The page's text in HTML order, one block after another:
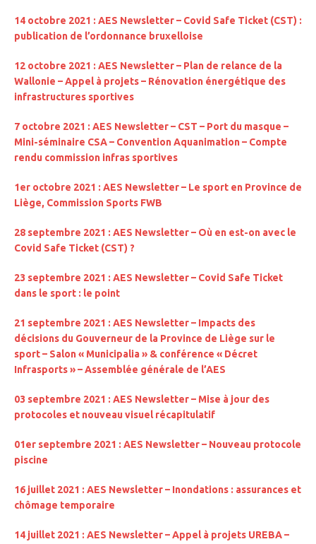
14 octobre 2021 : AES Newsletter – Covid Safe Ticket (CST) :
publication de l’ordonnance bruxelloise
12 octobre 2021 : AES Newsletter – Plan de relance de la
Wallonie – Appel à projets – Rénovation énergétique des
infrastructures sportives
7 octobre 2021 : AES Newsletter – CST – Port du masque –
Mini-séminaire CSA – Convention Aquanimation – Compte
rendu commission infras sportives
1er octobre 2021 : AES Newsletter – Le sport en Province de
Liège, Commission Sports FWB
28 septembre 2021 : AES Newsletter – Où en est-on avec le
Covid Safe Ticket (CST) ?
23 septembre 2021 : AES Newsletter – Covid Safe Ticket
dans le sport : le point
21 septembre 2021 : AES Newsletter – Impacts des
décisions du Gouverneur de la Province de Liège sur le
sport – Salon « Municipalia » & conférence « Décret
Infrasports » – Assemblée générale de l’AES
03 septembre 2021 : AES Newsletter – Mise à jour des
protocoles et nouveau visuel récapitulatif
01er septembre 2021 : AES Newsletter – Nouveau protocole
piscine
16 juillet 2021 : AES Newsletter – Inondations : assurances et
chômage temporaire
14 juillet 2021 : AES Newsletter – Appel à projets UREBA –